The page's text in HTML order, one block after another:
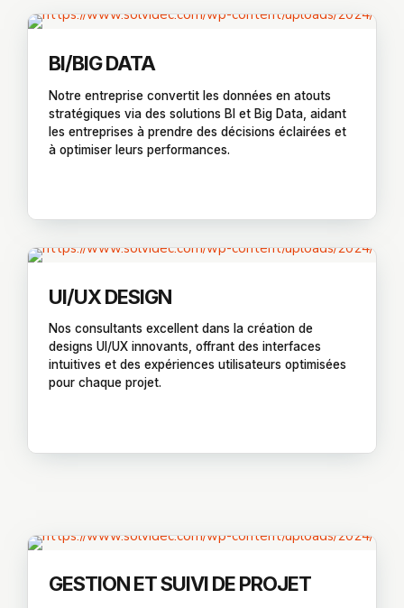
BI/BIG DATA
Notre entreprise convertit les données en atouts
stratégiques via des solutions BI et Big Data, aidant
les entreprises à prendre des décisions éclairées et
à optimiser leurs performances.
UI/UX DESIGN
Nos consultants excellent dans la création de
designs UI/UX innovants, offrant des interfaces
intuitives et des expériences utilisateurs optimisées
pour chaque projet.
GESTION ET SUIVI DE PROJET